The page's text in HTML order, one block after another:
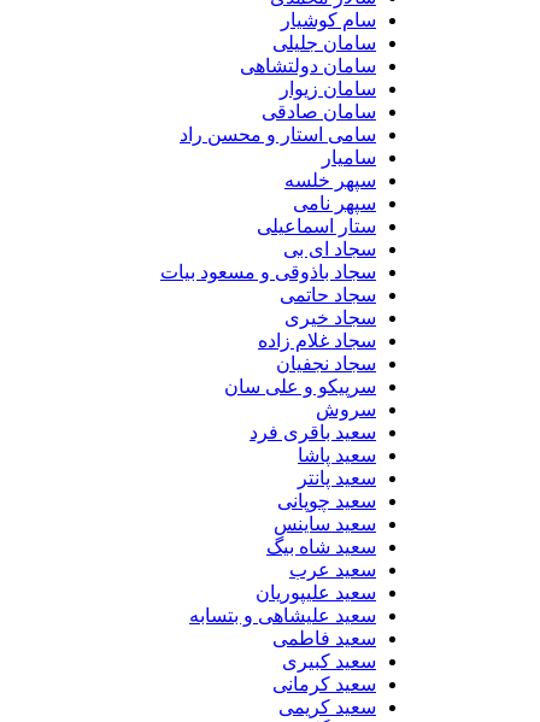
سام کوشیار
سامان جلیلی
سامان دولتشاهی
سامان زیوار
سامان صادقی
سامی استار و محسن راد
سامیار
سپهر خلسه
سپهر نامی
ستار اسماعیلی
سجاد ای بی
سجاد باذوقی و مسعود بیات
سجاد حاتمی
سجاد خیری
سجاد غلام زاده
سجاد نجفیان
سرپیکو و علی سان
سروش
سعید باقری فرد
سعید پاشا
سعید پانتر
سعید چوپانی
سعید ساینس
سعید شاه بیگ
سعید عرب
سعید علیپوریان
سعید علیشاهی و بتسابه
سعید فاطمی
سعید کبیری
سعید کرمانی
سعید کریمی